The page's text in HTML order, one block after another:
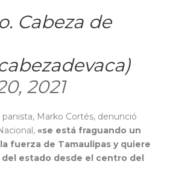
Cabeza de
2021
panista, Marko Cortés, denunció
«se está fraguando un
fuerza de Tamaulipas y quiere
estado desde el centro del